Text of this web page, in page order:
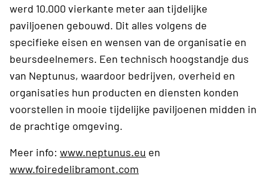
werd 10.000 vierkante meter aan tijdelijke
paviljoenen gebouwd. Dit alles volgens de
specifieke eisen en wensen van de organisatie en
beursdeelnemers. Een technisch hoogstandje dus
van Neptunus, waardoor bedrijven, overheid en
organisaties hun producten en diensten konden
voorstellen in mooie tijdelijke paviljoenen midden in
de prachtige omgeving.
Meer info: www.neptunus.eu en
www.foiredelibramont.com